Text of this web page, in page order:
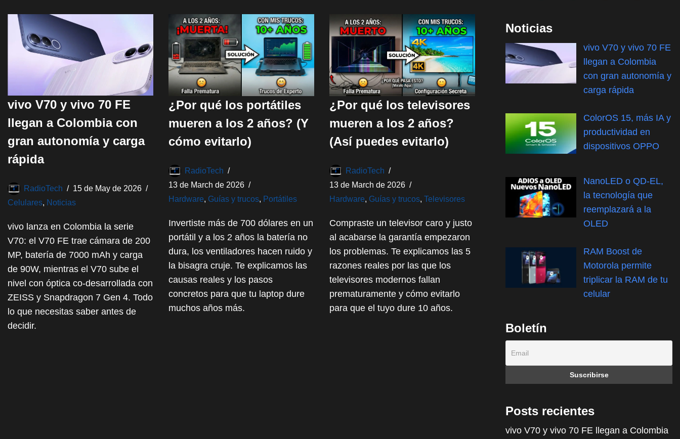
vivo V70 y vivo 70 FE
llegan a Colombia con
gran autonomía y carga
rápida
RadioTech
15 de May de 2026
Celulares, Noticias
vivo lanza en Colombia la serie
V70: el V70 FE trae cámara de 200
MP, batería de 7000 mAh y carga
de 90W, mientras el V70 sube el
nivel con óptica co-desarrollada con
ZEISS y Snapdragon 7 Gen 4. Todo
lo que necesitas saber antes de
decidir.
¿Por qué los portátiles
mueren a los 2 años? (Y
cómo evitarlo)
RadioTech
13 de March de 2026
Hardware, Guías y trucos, Portátiles
Invertiste más de 700 dólares en un
portátil y a los 2 años la batería no
dura, los ventiladores hacen ruido y
la bisagra cruje. Te explicamos las
causas reales y los pasos
concretos para que tu laptop dure
muchos años más.
¿Por qué los televisores
mueren a los 2 años?
(Así puedes evitarlo)
RadioTech
13 de March de 2026
Hardware, Guías y trucos,Televisores
Compraste un televisor caro y justo
al acabarse la garantía empezaron
los problemas. Te explicamos las 5
razones reales por las que los
televisores modernos fallan
prematuramente y cómo evitarlo
para que el tuyo dure 10 años.
Noticias
vivo V70 y vivo 70 FE
llegan a Colombia
con gran autonomía y
carga rápida
ColorOS 15, más IA y
productividad en
dispositivos OPPO
NanoLED o QD-EL,
la tecnología que
reemplazará a la
OLED
RAM Boost de
Motorola permite
triplicar la RAM de tu
celular
Boletín
Posts recientes
vivo V70 y vivo 70 FE llegan a Colombia